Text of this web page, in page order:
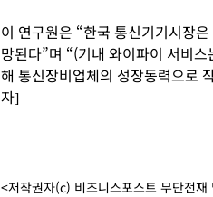
이 연구원은 “한국 통신기기시장
망된다”며 “(기내 와이파이 서비
해 통신장비업체의 성장동력으로
자]
<저작권자(c) 비즈니스포스트 무단전재